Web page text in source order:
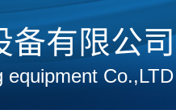
备有限公司
equipment Co.,LTD